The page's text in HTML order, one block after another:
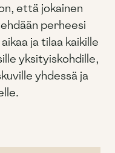
että jokainen
perheesi
ja tilaa kaikille
yksityiskohdille,
yhdessä ja